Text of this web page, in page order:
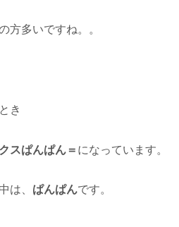
多いですね。。
き
スぱんぱん＝ になっています。
は、 ぱんぱんです。